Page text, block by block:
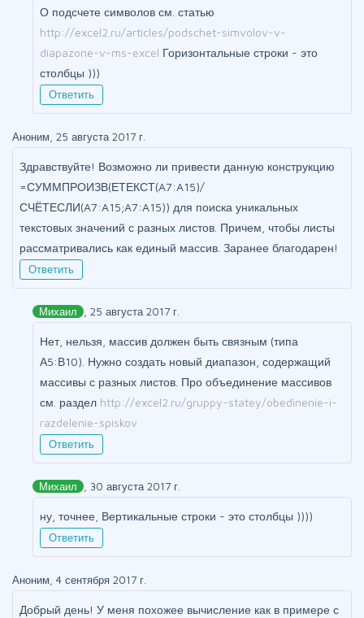
О подсчете символов см. статью
http://excel2.ru/articles/podschet-simvolov-v-
diapazone-v-ms-excel Горизонтальные строки - это
столбцы )))
Ответить
Аноним, 25 августа 2017 г.
Здравствуйте! Возможно ли привести данную конструкцию
=СУММПРОИЗВ(ЕТЕКСТ(A7:A15)/
СЧЁТЕСЛИ(A7:A15;A7:A15)) для поиска уникальных
текстовых значений с разных листов. Причем, чтобы листы
рассматривались как единый массив. Заранее благодарен!
Ответить
Михаил , 25 августа 2017 г.
Нет, нельзя, массив должен быть связным (типа
А5:В10). Нужно создать новый диапазон, содержащий
массивы с разных листов. Про объединение массивов
см. раздел http://excel2.ru/gruppy-statey/obedinenie-i-
razdelenie-spiskov
Ответить
Михаил , 30 августа 2017 г.
ну, точнее, Вертикальные строки - это столбцы ))))
Ответить
Аноним, 4 сентября 2017 г.
Добрый день! У меня похожее вычисление как в примере с